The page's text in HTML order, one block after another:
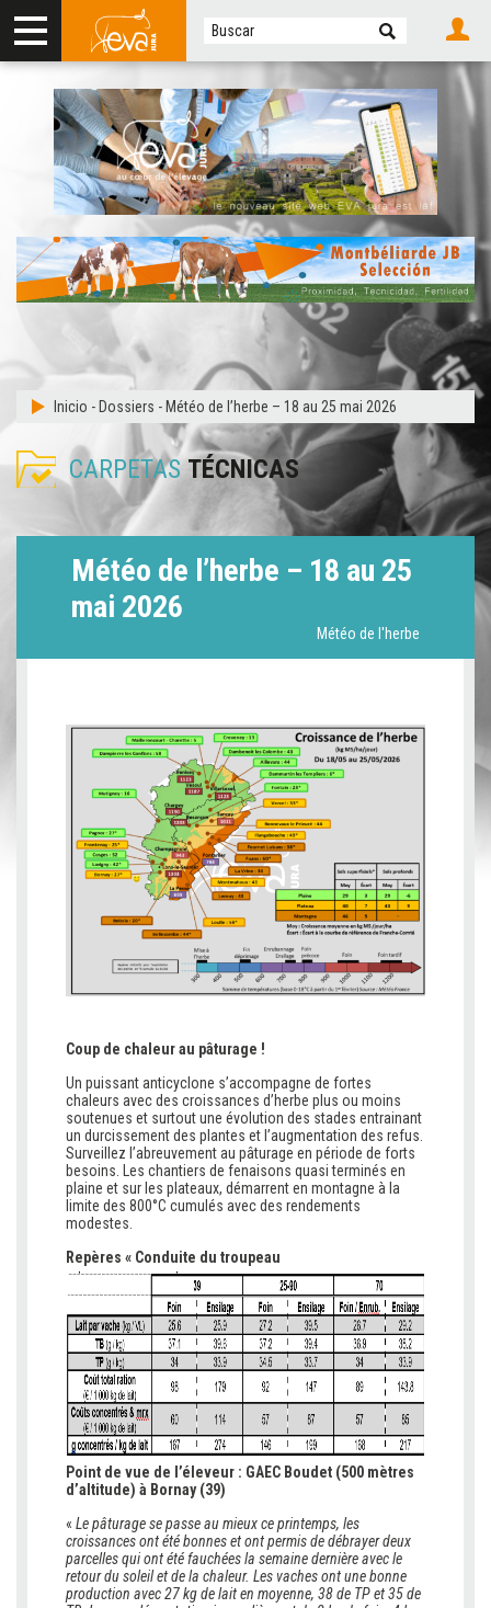
Inicio - Dossiers - Météo de l’herbe – 18 au 25 mai 2026
CARPETASTÉCNICAS
Météo de l’herbe – 18 au 25
mai 2026
Météo de l'herbe
Coup de chaleur au pâturage !
Un puissant anticyclone s’accompagne de fortes
chaleurs avec des croissances d’herbe plus ou moins
soutenues et surtout une évolution des stades entrainant
un durcissement des plantes et l’augmentation des refus.
Surveillez l’abreuvement au pâturage en période de forts
besoins. Les chantiers de fenaisons quasi terminés en
plaine et sur les plateaux, démarrent en montagne à la
limite des 800°C cumulés avec des rendements
modestes.
Repères « Conduite du troupeau
Point de vue de l’éleveur : GAEC Boudet (500 mètres
d’altitude) à Bornay (39)
« Le pâturage se passe au mieux ce printemps, les
croissances ont été bonnes et ont permis de débrayer deux
parcelles qui ont été fauchées la semaine dernière avec le
retour du soleil et de la chaleur. Les vaches ont une bonne
production avec 27 kg de lait en moyenne, 38 de TP et 35 de